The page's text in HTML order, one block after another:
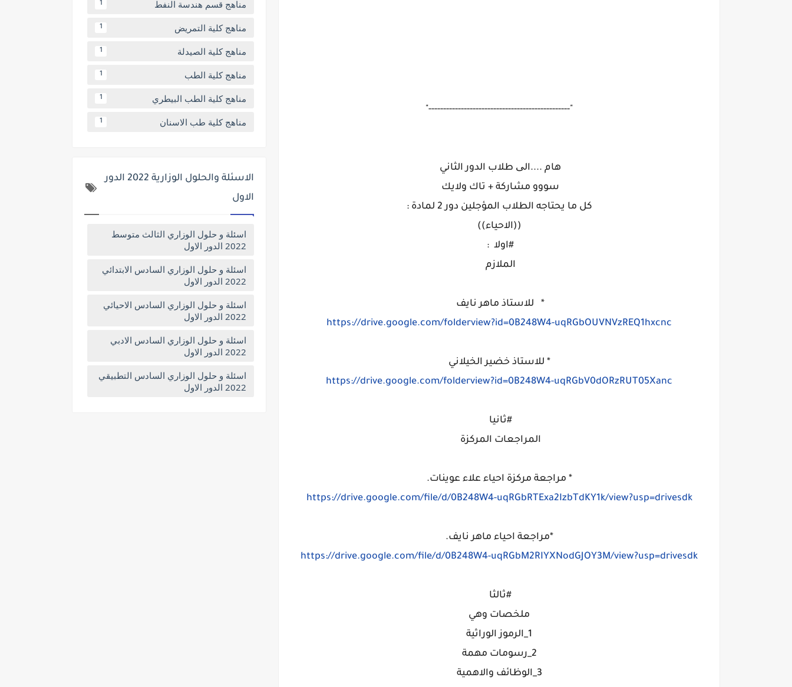
"------------------------------------------------"
هام ....الی طلاب الدور الثاني
سووو مشاركة + تاك ولايك
كل ما يحتاجه الطلاب المؤجلين دور 2 لمادة :
((الاحياء))
#اولا :
الملازم
* للاستاذ ماهر نايف
https://drive.google.com/folderview?id=0B248W4-uqRGbOUVNVzREQ1hxcnc
* للاستاذ خضير الخيلاني
https://drive.google.com/folderview?id=0B248W4-uqRGbV0dORzRUT05Xanc
#ثانيا
المراجعات المركزة
* مراجعة مركزة احياء علاء عوينات.
https://drive.google.com/file/d/0B248W4-uqRGbRTExa2IzbTdKY1k/view?usp=drivesdk
*مراجعة احياء ماهر نايف.
https://drive.google.com/file/d/0B248W4-uqRGbM2RIYXNodGJOY3M/view?usp=drivesdk
#ثالثا
ملخصات وهي
1_الرموز الوراثية
2_رسومات مهمة
3_الوظائف والاهمية
مناهج قسم هندسة النفط 1
مناهج كلية التمريض 1
مناهج كلية الصيدلة 1
مناهج كلية الطب 1
مناهج كلية الطب البيطري 1
مناهج كلية طب الاسنان 1
الاسئلة والحلول الوزارية 2022 الدور
الاول
اسئلة و حلول الوزاري الثالث متوسط
2022 الدور الاول
اسئلة و حلول الوزاري السادس الابتدائي
2022 الدور الاول
اسئلة و حلول الوزاري السادس الاحيائي
2022 الدور الاول
اسئلة و حلول الوزاري السادس الادبي
2022 الدور الاول
اسئلة و حلول الوزاري السادس التطبيقي
2022 الدور الاول